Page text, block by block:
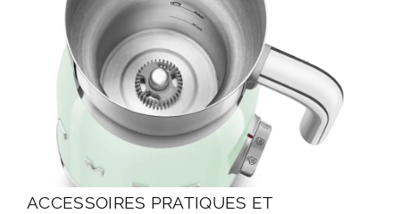
ACCESSOIRES PRATIQUES ET